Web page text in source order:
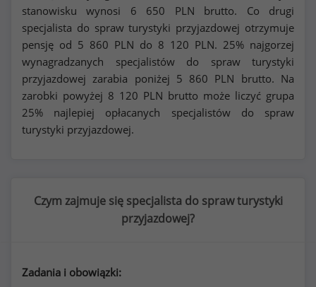
stanowisku wynosi 6 650 PLN brutto. Co drugi
specjalista do spraw turystyki przyjazdowej otrzymuje
pensję od 5 860 PLN do 8 120 PLN. 25% najgorzej
wynagradzanych specjalistów do spraw turystyki
przyjazdowej zarabia poniżej 5 860 PLN brutto. Na
zarobki powyżej 8 120 PLN brutto może liczyć grupa
25% najlepiej opłacanych specjalistów do spraw
turystyki przyjazdowej.
Czym zajmuje się specjalista do spraw turystyki
przyjazdowej?
Zadania i obowiązki: